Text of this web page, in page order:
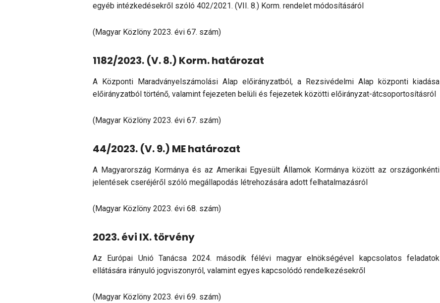
egyéb intézkedésekről szóló 402/2021. (VII. 8.) Korm. rendelet módosításáról
(Magyar Közlöny 2023. évi 67. szám)
1182/2023. (V. 8.) Korm. határozat
A Központi Maradványelszámolási Alap előirányzatból, a Rezsivédelmi Alap központi kiadása
előirányzatból történő, valamint fejezeten belüli és fejezetek közötti előirányzat-átcsoportosításról
(Magyar Közlöny 2023. évi 67. szám)
44/2023. (V. 9.) ME határozat
A Magyarország Kormánya és az Amerikai Egyesült Államok Kormánya között az országonkénti
jelentések cseréjéről szóló megállapodás létrehozására adott felhatalmazásról
(Magyar Közlöny 2023. évi 68. szám)
2023. évi IX. törvény
Az Európai Unió Tanácsa 2024. második félévi magyar elnökségével kapcsolatos feladatok
ellátására irányuló jogviszonyról, valamint egyes kapcsolódó rendelkezésekről
(Magyar Közlöny 2023. évi 69. szám)